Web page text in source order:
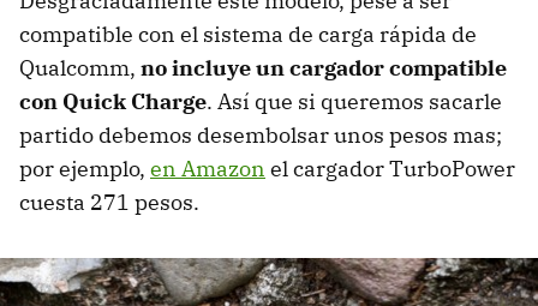
compatible con el sistema de carga rápida de
Qualcomm, no incluye un cargador compatible
con Quick Charge. Así que si queremos sacarle
partido debemos desembolsar unos pesos mas;
por ejemplo, en Amazon el cargador TurboPower
cuesta 271 pesos.